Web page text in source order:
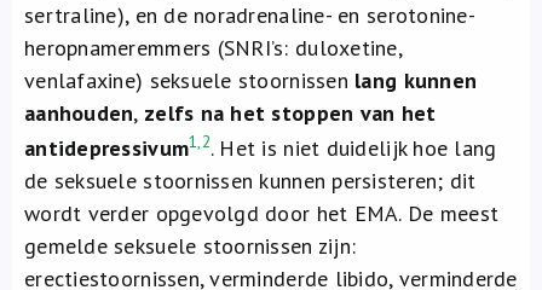
sertraline), en de noradrenaline- en serotonine-
heropnameremmers (SNRI’s: duloxetine,
venlafaxine) seksuele stoornissen lang kunnen
aanhouden, zelfs na het stoppen van het
antidepressivum1,2. Het is niet duidelijk hoe lang
de seksuele stoornissen kunnen persisteren; dit
wordt verder opgevolgd door het EMA. De meest
gemelde seksuele stoornissen zijn:
erectiestoornissen, verminderde libido, verminderde